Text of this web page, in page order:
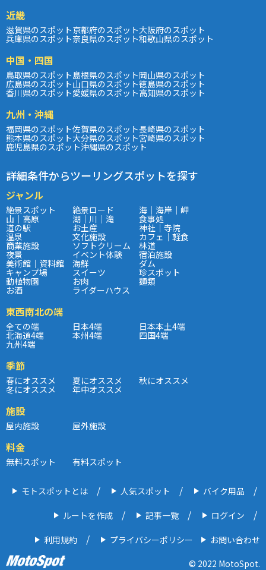
近畿
滋賀県のスポット京都府のスポット大阪府のスポット
兵庫県のスポット奈良県のスポット和歌山県のスポット
中国・四国
鳥取県のスポット島根県のスポット岡山県のスポット
広島県のスポット山口県のスポット徳島県のスポット
香川県のスポット愛媛県のスポット高知県のスポット
九州・沖縄
福岡県のスポット佐賀県のスポット長崎県のスポット
熊本県のスポット大分県のスポット宮崎県のスポット
鹿児島県のスポット沖縄県のスポット
詳細条件からツーリングスポットを探す
ジャンル
絶景スポット 絶景ロード 海｜海岸｜岬
山｜高原 湖｜川｜滝 食事処
道の駅 お土産 神社｜寺院
温泉 文化施設 カフェ｜軽食
商業施設 ソフトクリーム 林道
夜景 イベント体験 宿泊施設
美術館｜資料館 海鮮 ダム
キャンプ場 スイーツ 珍スポット
動植物園 お肉 麺類
お酒 ライダーハウス
東西南北の端
全ての端 日本4端 日本本土4端
北海道4端 本州4端 四国4端
九州4端
季節
春にオススメ 夏にオススメ 秋にオススメ
冬にオススメ 年中オススメ
施設
屋内施設 屋外施設
料金
無料スポット 有料スポット
モトスポットとは 人気スポット バイク用品
ルートを作成 記事一覧 ログイン
利用規約 プライバシーポリシー
お問い合わせ
© 2022 MotoSpot.